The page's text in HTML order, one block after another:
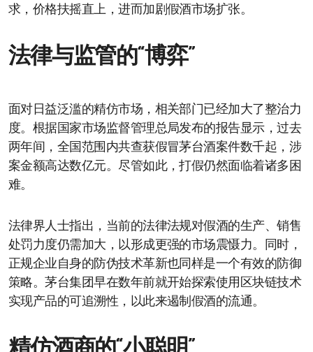
求，价格扶摇直上，进而加剧假酒市场扩张。
法律与监管的“博弈”
面对日益泛滥的精仿市场，相关部门已经加大了整治力
度。根据国家市场监督管理总局发布的报告显示，过去
两年间，全国范围内共查获假冒茅台酒案件数千起，涉
案金额高达数亿元。尽管如此，打假仍然面临着诸多困
难。
法律界人士指出，当前的法律法规对假酒的生产、销售
处罚力度仍需加大，以形成更强的市场震慑力。同时，
正规企业自身的防伪技术革新也同样是一个有效的防御
策略。茅台集团早在数年前就开始探索使用区块链技术
实现产品的可追溯性，以此来遏制假酒的流通。